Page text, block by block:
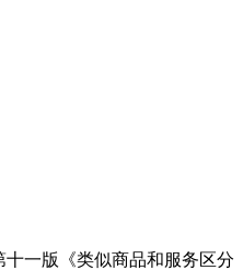
一版《类似商品和服务区分